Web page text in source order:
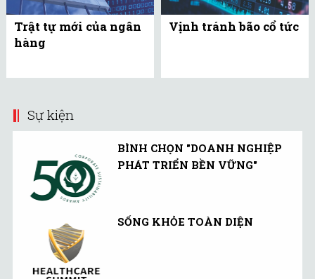
Trật tự mới của ngân
hàng
Vịnh tránh bão cổ tức
Sự kiện
BÌNH CHỌN "DOANH NGHIỆP
PHÁT TRIỂN BỀN VỮNG"
SỐNG KHỎE TOÀN DIỆN